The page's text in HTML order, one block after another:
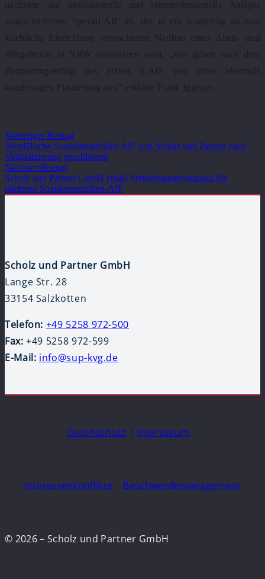
nächsten, auf professionelle und semiprofessionelle Anleger
zugeschnittenen Spezial-AIF an, der in ein langfristig an eine
kirchliche Einrichtung verpachteten Neubau eines Alten- und
Pflegeheims in NRW investieren wird. „Wir gehen nach dem
Platzierungserfolg des ersten S-AIF von einer abermals
kurzfristigen Platzierung aus.“ erklärte Frank Iggesen.
Vorheriger Beitrag
Westfälische Sozialimmobilien AIF von Scholz und Partner nach
Vollplatzierung geschlossen
Nächster Beitrag
Scholz und Partner GmbH erhält Vertriebsgenehmigung für
nächsten Sozialimmobilien-AIF
Scholz und Partner GmbH
Lange Str. 28
33154 Salzkotten
Telefon: +49 5258 972-500
Fax: +49 5258 972-599
E-Mail: info@sup-kvg.de
Datenschutz | Impressum |
Interessenkonflikte | Beschwerdemanagement
© 2026 – Scholz und Partner GmbH